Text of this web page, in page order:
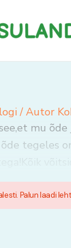
/ Autor
mu
tegeles
Palun laadi